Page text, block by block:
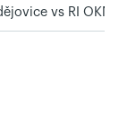
vs RI